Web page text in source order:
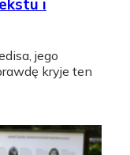
i
jego
kryje ten